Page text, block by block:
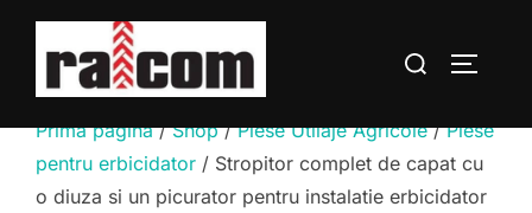
conținut
Caută
Prima pagină/Shop/Piese Utilaje Agricole/Piese
pentru erbicidator / Stropitor complet de capat cu
o diuza si un picurator pentru instalatie erbicidator